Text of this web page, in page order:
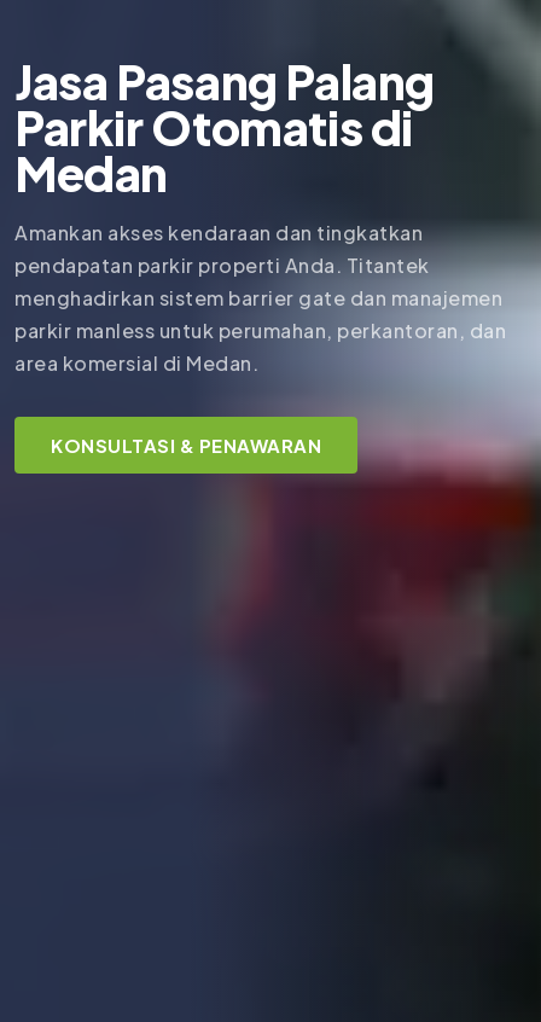
Jasa Pasang Palang
Parkir Otomatis di
Medan
Amankan akses kendaraan dan tingkatkan
pendapatan parkir properti Anda. Titantek
menghadirkan sistem barrier gate dan manajemen
parkir manless untuk perumahan, perkantoran, dan
area komersial di Medan.
KONSULTASI & PENAWARAN